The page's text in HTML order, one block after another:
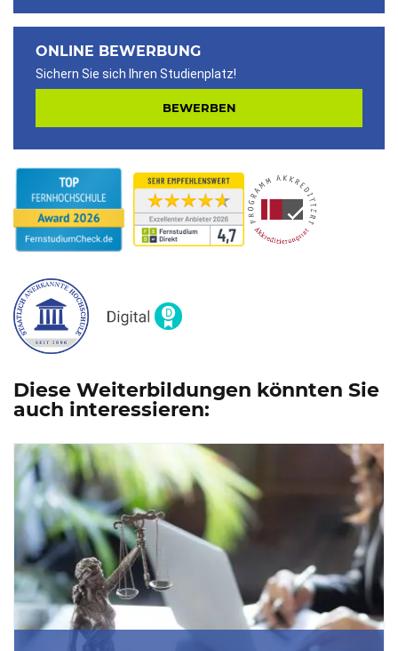
ONLINE BEWERBUNG
Sichern Sie sich Ihren Studienplatz!
BEWERBEN
Diese Weiterbildungen könnten Sie
auch interessieren: